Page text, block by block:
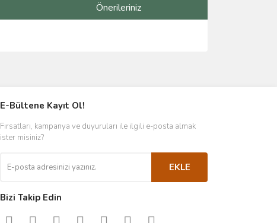
Önerileriniz
E-Bültene Kayıt Ol!
Fırsatları, kampanya ve duyuruları ile ilgili e-posta almak
ister misiniz?
EKLE
Bizi Takip Edin